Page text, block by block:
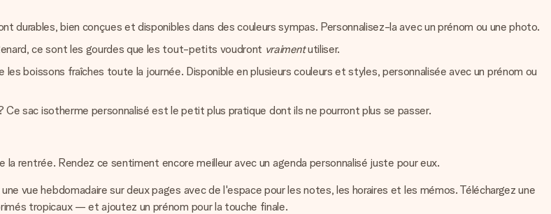
durables, bien conçues et disponibles dans des couleurs sympas. Personnalisez-la avec un prénom ou une photo.
ce sont les gourdes que les tout-petits voudront vraimentutiliser.
boissons fraîches toute la journée. Disponible en plusieurs couleurs et styles, personnalisée avec un prénom ou
sac isotherme personnalisé est le petit plus pratique dont ils ne pourront plus se passer.
rentrée. Rendez ce sentiment encore meilleur avec un agenda personnalisé juste pour eux.
vue hebdomadaire sur deux pages avec de l'espace pour les notes, les horaires et les mémos. Téléchargez une
tropicaux — et ajoutez un prénom pour la touche finale.